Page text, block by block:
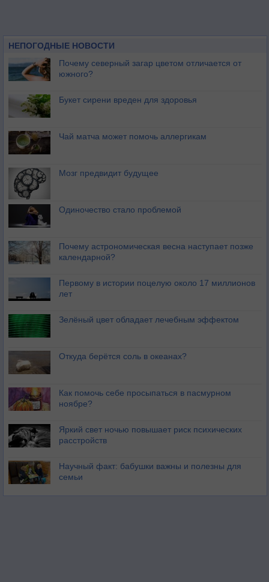
НЕПОГОДНЫЕ НОВОСТИ
Почему северный загар цветом отличается от
южного?
Букет сирени вреден для здоровья
Чай матча может помочь аллергикам
Мозг предвидит будущее
Одиночество стало проблемой
Почему астрономическая весна наступает позже
календарной?
Первому в истории поцелую около 17 миллионов
лет
Зелёный цвет обладает лечебным эффектом
Откуда берётся соль в океанах?
Как помочь себе просыпаться в пасмурном
ноябре?
Яркий свет ночью повышает риск психических
расстройств
Научный факт: бабушки важны и полезны для
семьи